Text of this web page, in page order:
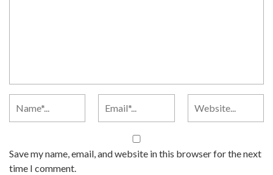
Save my name, email, and website in this browser for the next
time I comment.